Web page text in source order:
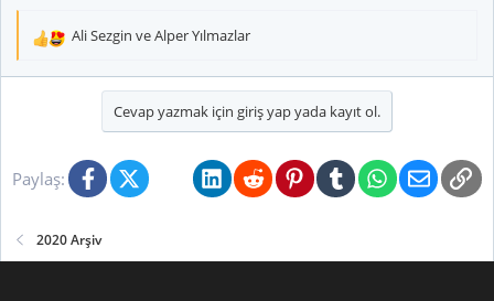
T
e
Ali Sezgin veAlper Yılmazlar
Cevap yazmak için giriş yap yada kayıt ol.
Paylaş: FacebookX (Twitter)BlueskyLinkedInRedditPinterestTumblrWhatsApp
E-posta
2020 Arşiv